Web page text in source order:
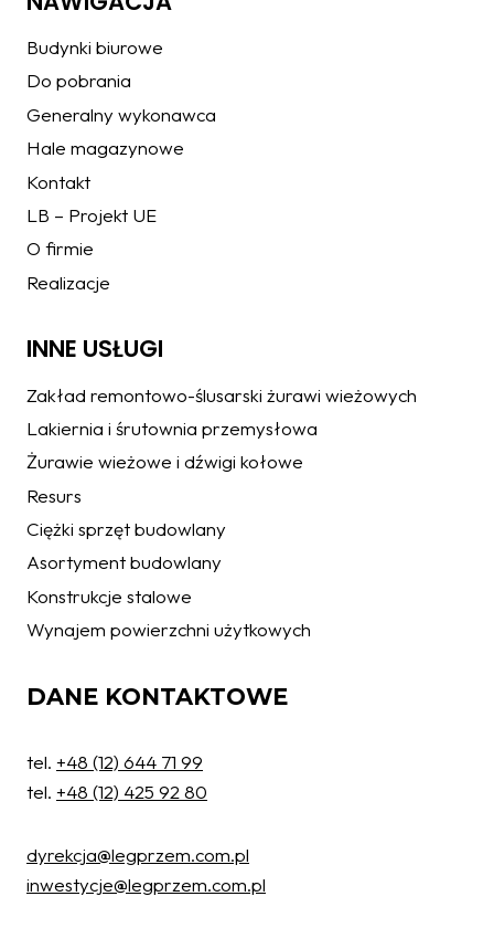
Budynki biurowe
Do pobrania
Generalny wykonawca
Hale magazynowe
Kontakt
LB – Projekt UE
O firmie
Realizacje
INNE USŁUGI
Zakład remontowo-ślusarski żurawi wieżowych
Lakiernia i śrutownia przemysłowa
Żurawie wieżowe i dźwigi kołowe
Resurs
Ciężki sprzęt budowlany
Asortyment budowlany
Konstrukcje stalowe
Wynajem powierzchni użytkowych
DANE KONTAKTOWE
tel. +48 (12) 644 71 99
tel. +48 (12) 425 92 80
dyrekcja@legprzem.com.pl
inwestycje@legprzem.com.pl